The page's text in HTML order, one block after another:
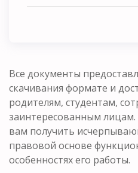
Все документы
скачивания формате и
родителям, студентам,
заинтересованным
вам получить
правовой основе
особенностях его работы.